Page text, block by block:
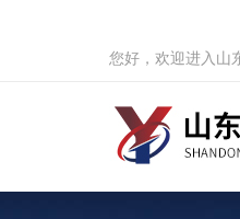
您好，欢迎进入山